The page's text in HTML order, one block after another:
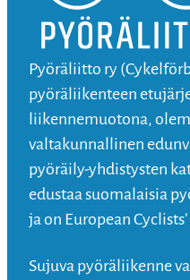
Pyöräliitto ry
pyöräliikenteen
liikennemuotona,
valtakunnallinen
pyöräily-yhdistysten
edustaa suomalaisia
ja on European
Sujuva pyöräliikenne